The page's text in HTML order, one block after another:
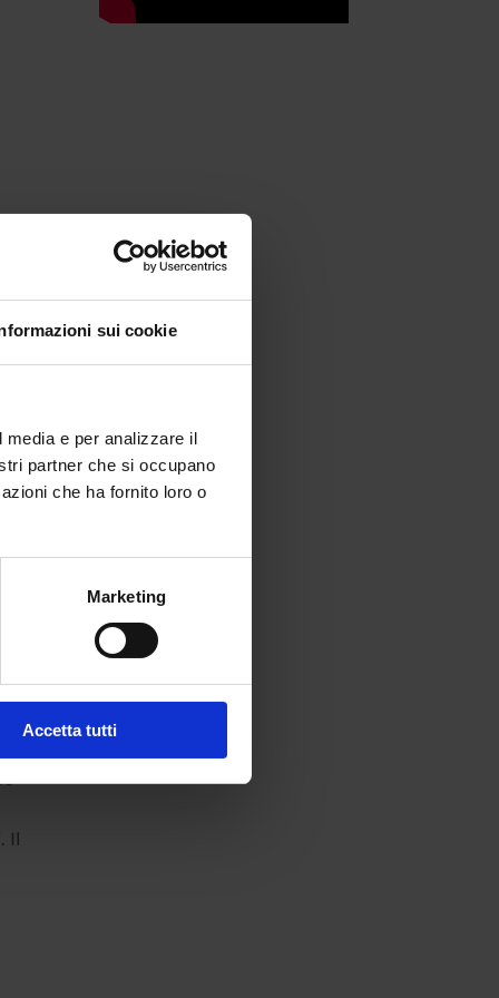
sui cookie
e per analizzare il
partner che si occupano
che ha fornito loro o
Marketing
Accetta tutti